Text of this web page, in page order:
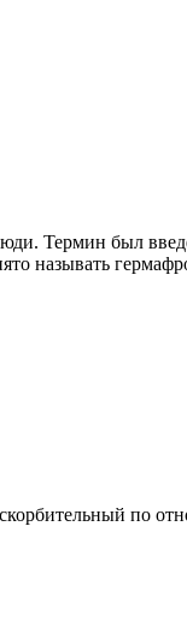
Термин был
называть
по